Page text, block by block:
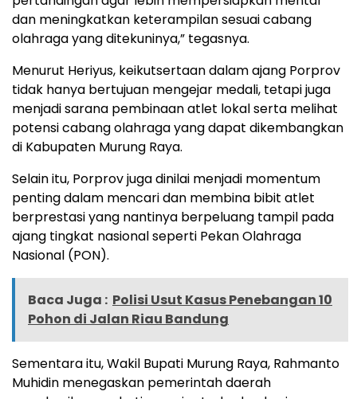
dan meningkatkan keterampilan sesuai cabang
olahraga yang ditekuninya,” tegasnya.
Menurut Heriyus, keikutsertaan dalam ajang Porprov
tidak hanya bertujuan mengejar medali, tetapi juga
menjadi sarana pembinaan atlet lokal serta melihat
potensi cabang olahraga yang dapat dikembangkan
di Kabupaten Murung Raya.
Selain itu, Porprov juga dinilai menjadi momentum
penting dalam mencari dan membina bibit atlet
berprestasi yang nantinya berpeluang tampil pada
ajang tingkat nasional seperti Pekan Olahraga
Nasional (PON).
Baca Juga : Polisi Usut Kasus Penebangan 10
Pohon di Jalan Riau Bandung
Sementara itu, Wakil Bupati Murung Raya, Rahmanto
Muhidin menegaskan pemerintah daerah